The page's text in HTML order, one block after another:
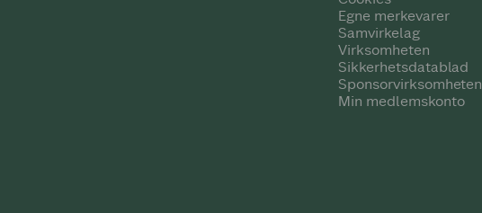
Egne merkevarer
Samvirkelag
Virksomheten
Sikkerhetsdatablad
Sponsorvirksomheten
Min medlemskonto